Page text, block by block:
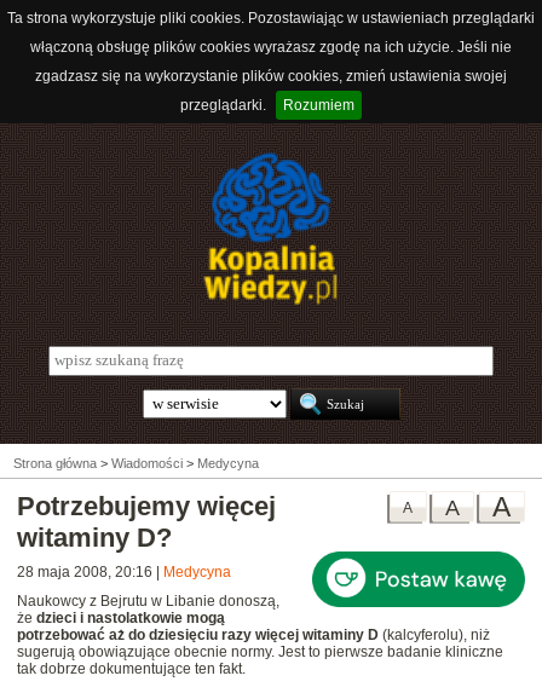
Ta strona wykorzystuje pliki cookies. Pozostawiając w ustawieniach przeglądarki
włączoną obsługę plików cookies wyrażasz zgodę na ich użycie. Jeśli nie
zgadzasz się na wykorzystanie plików cookies, zmień ustawienia swojej
przeglądarki.
Rozumiem
Strona główna > Wiadomości > Medycyna
A
A
A
Potrzebujemy więcej
witaminy D?
28 maja 2008, 20:16
Medycyna
Naukowcy z Bejrutu w Libanie donoszą,
że dzieci i nastolatkowie mogą
potrzebować aż do dziesięciu razy więcej witaminy D (kalcyferolu), niż
sugerują obowiązujące obecnie normy. Jest to pierwsze badanie kliniczne
tak dobrze dokumentujące ten fakt.